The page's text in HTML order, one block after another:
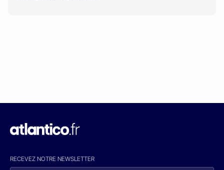
RECEVEZ NOTRE NEWSLETTER